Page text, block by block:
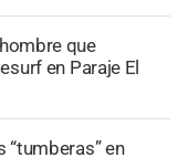
que
en Paraje El
en